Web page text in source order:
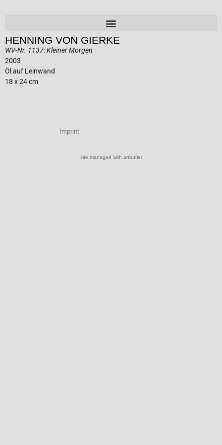
HENNING VON GIERKE
WV-Nr. 1137: Kleiner Morgen
2003
Öl auf Leinwand
18 x 24 cm
Imprint
site managed with artbutler